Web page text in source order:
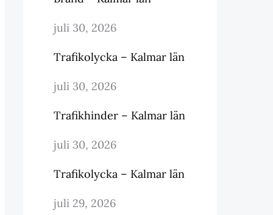
juli 30, 2026
Trafikolycka – Kalmar län
juli 30, 2026
Trafikhinder – Kalmar län
juli 30, 2026
Trafikolycka – Kalmar län
juli 29, 2026